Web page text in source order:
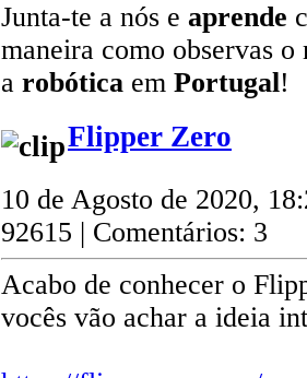
Junta-te a nós e aprende
maneira como observas
a robótica em Portugal!
Flipper Zero
10 de Agosto de 2020,
92615 | Comentários: 3
Acabo de conhecer o
vocês vão achar a ideia